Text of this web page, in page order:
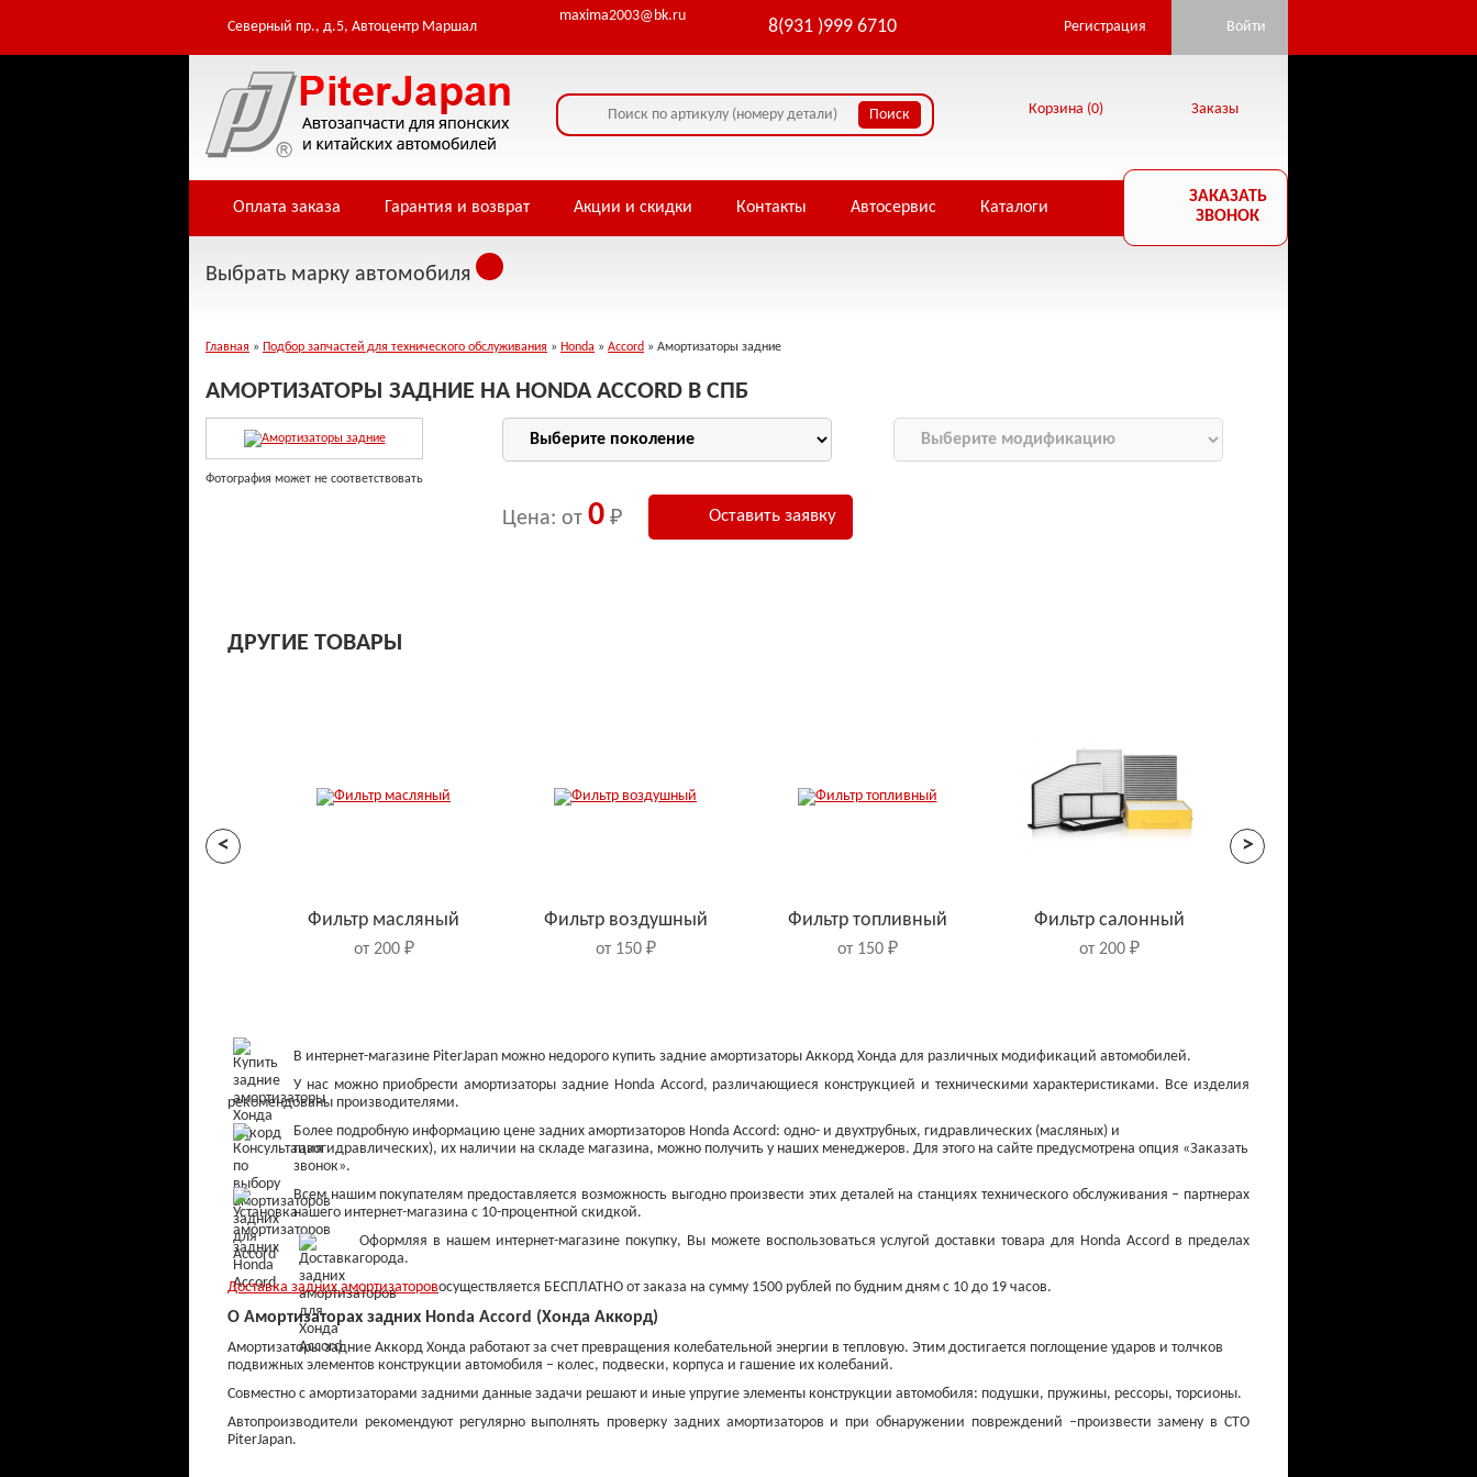
Северный пр., д.5, Автоцентр Маршал
maxima2003@bk.ru
8(931 )999 6710 Регистрация Войти
Заказы
Корзина (0)
Оплата заказа Гарантия и возврат Акции и скидки Контакты Автосервис Каталоги
ЗАКАЗАТЬ
ЗВОНОК
Выбрать марку автомобиля
Главная » Подбор запчастей для технического обслуживания » Honda » Accord » Амортизаторы задние
АМОРТИЗАТОРЫ ЗАДНИЕ НА HONDA ACCORD В СПБ
Фотография может не соответствовать
Цена: от 0 ₽ Оставить заявку
ДРУГИЕ ТОВАРЫ
<
Фильтр масляный
от 200 ₽
Фильтр воздушный
от 150 ₽
Фильтр топливный
от 150 ₽
Фильтр салонный
от 200 ₽
Колодки тормозные
передние
от 800 ₽
Колодки тормозные
от 900 ₽
Диски тормозные
от 1 200 ₽
Свечи накаливания
>
В интернет-магазине PiterJapan можно недорого купить задние амортизаторы Аккорд Хонда для различных модификаций автомобилей.
У нас можно приобрести амортизаторы задние Honda Accord, различающиеся конструкцией и техническими характеристиками. Все изделия
рекомендованы производителями.
Более подробную информацию цене задних амортизаторов Honda Accord: одно- и двухтрубных, гидравлических (масляных) и
газогидравлических), их наличии на складе магазина, можно получить у наших менеджеров. Для этого на сайте предусмотрена опция «Заказать
звонок».
Всем нашим покупателям предоставляется возможность выгодно произвести этих деталей на станциях технического обслуживания – партнерах
нашего интернет-магазина с 10-процентной скидкой.
Оформляя в нашем интернет-магазине покупку, Вы можете воспользоваться услугой доставки товара для Honda Accord в пределах
города.
Доставка задних амортизаторовосуществляется БЕСПЛАТНО от заказа на сумму 1500 рублей по будним дням с 10 до 19 часов.
О Амортизаторах задних Honda Accord (Хонда Аккорд)
Амортизаторы задние Аккорд Хонда работают за счет превращения колебательной энергии в тепловую. Этим достигается поглощение ударов и толчков
подвижных элементов конструкции автомобиля – колес, подвески, корпуса и гашение их колебаний.
Совместно с амортизаторами задними данные задачи решают и иные упругие элементы конструкции автомобиля: подушки, пружины, рессоры, торсионы.
Автопроизводители рекомендуют регулярно выполнять проверку задних амортизаторов и при обнаружении повреждений –произвести замену в СТО
PiterJapan.